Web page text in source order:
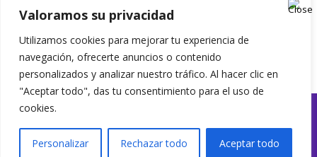
Valoramos su privacidad
Utilizamos cookies para mejorar tu experiencia de
navegación, ofrecerte anuncios o contenido
personalizados y analizar nuestro tráfico. Al hacer clic en
"Aceptar todo", das tu consentimiento para el uso de
cookies.
Personalizar Rechazar todo Aceptar todo
Presupuesto
EyL Interiorismo | @2025 | Todos los derechos
reservados
Política de Privacidad & Uso de Cookies